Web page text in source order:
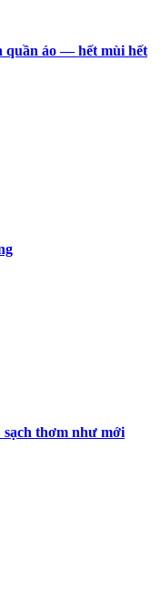
quần áo — hết mùi hết
sạch thơm như mới